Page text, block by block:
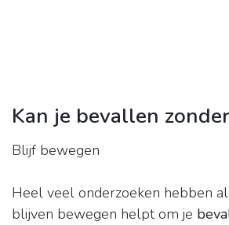
Kan je bevallen
Blijf bewegen
Heel veel onderzoeken hebben
blijven bewegen helpt om je